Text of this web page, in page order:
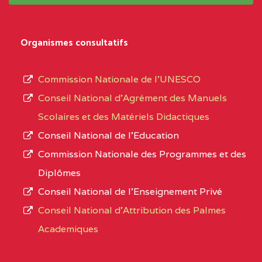
D'ENSEIGNEMENT
PROFESSIONNEL
(CEGEP) STE FOI BP
:4740 YAOUNDE
CENTRE
COLLEGE PANAFRICAIN
DE L'EXCELLENCE BP
CENTRE
COLLEGE PRIVE
type
L’offre
d’éducation
de
Organismes consultatifs
Commission Nationale de l’UNESCO
Conseil National d’Agrément des Manuels
Scolaires et des Matériels Didactiques
Conseil National de l’Education
Commission Nationale des Programmes et des
Diplômes
Conseil National de l’Enseignement Privé
Conseil National d'Attribution des Palmes
Academiques